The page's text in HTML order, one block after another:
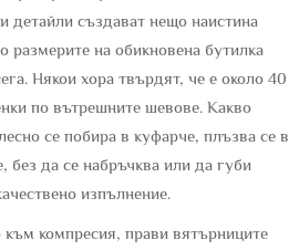
детайли създават нещо наистина
размерите на обикновена бутилка
Някои хора твърдят, че е около 40
по вътрешните шевове. Какво
се побира в куфарче, плъзва се в
без да се набръчква или да губи
изпълнение.
компресия, прави вятърниците